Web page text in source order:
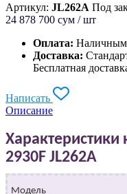
Артикул: JL262A Под
24 878 700 сум / шт
Оплата:
Доставка:
Бесплатная
Написать
Описание
2930F JL262A
Модель